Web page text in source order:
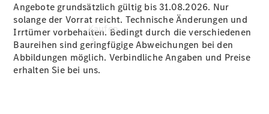
Kaufen
Angebote grundsätzlich gültig bis 31.08.2026. Nur
solange der Vorrat reicht. Technische Änderungen und
Irrtümer vorbehalten. Bedingt durch die verschiedenen
Baureihen sind geringfügige Abweichungen bei den
Abbildungen möglich. Verbindliche Angaben und Preise
erhalten Sie bei uns.